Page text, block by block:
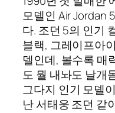
모델인 Air Jordan
다. 조던 5의 인기
블랙, 그레이프아
델인데, 볼수록 매
도 뭘 내놔도 날개
그다지 인기 모델
난 서태웅 조던 같